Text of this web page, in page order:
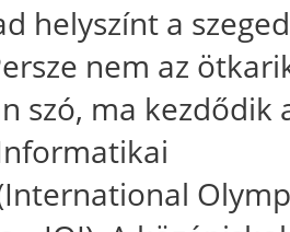
helyszínt a
nem az
szó, ma kezdődik